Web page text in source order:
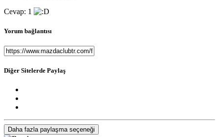
Cevap: 1
Yorum bağlantısı
Diğer Sitelerde Paylaş
Daha fazla paylaşma seçeneği